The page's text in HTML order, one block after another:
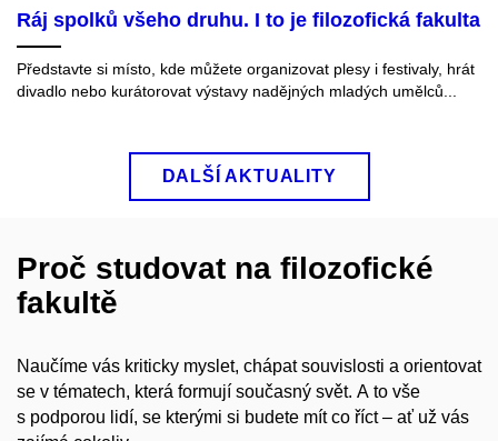
Ráj spolků všeho druhu. I to je filozofická fakulta
Představte si místo, kde můžete organizovat plesy i festivaly, hrát
divadlo nebo kurátorovat výstavy nadějných mladých umělců...
DALŠÍ AKTUALITY
Proč studovat na filozofické
fakultě
Naučíme vás kriticky myslet, chápat souvislosti a orientovat
se v tématech, která formují současný svět. A to vše
s podporou lidí, se kterými si budete mít co říct – ať už vás